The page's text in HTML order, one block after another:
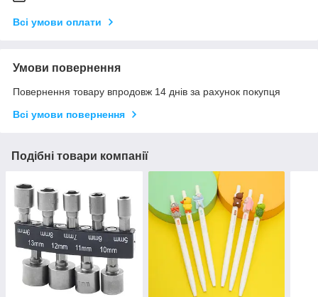
Всі умови оплати
Умови повернення
Повернення товару впродовж 14 днів за рахунок покупця
Всі умови повернення
Подібні товари компанії